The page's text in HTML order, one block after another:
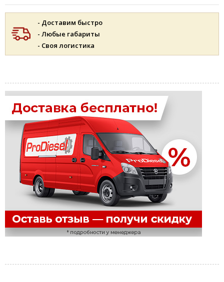
- Доставим быстро
- Любые габариты
- Своя логистика